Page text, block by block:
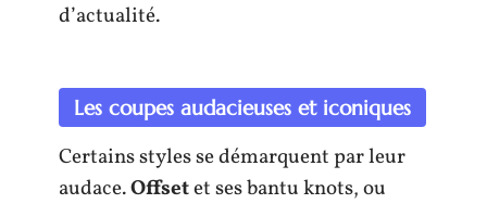
d’actualité.
Les coupes audacieuses et iconiques
Certains styles se démarquent par leur
audace.Offsetet ses bantu knots, ou